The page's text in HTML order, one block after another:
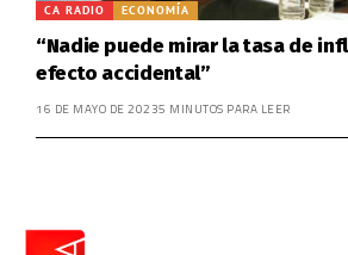
CA RADIO ECONOMÍA
“Nadie puede mirar la tasa de
efecto accidental”
16 DE MAYO DE 20235 MINUTOS PARA LEER